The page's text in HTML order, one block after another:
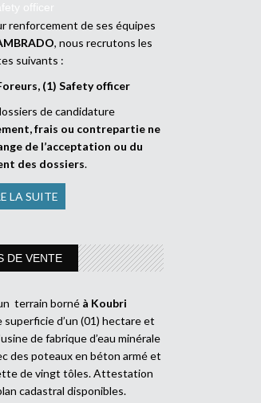
officer
renforcement de ses équipes
, nous recrutons les
suivants :
(1) Safety officer
de candidature
frais ou contrepartie ne
de l’acceptation ou du
des dossiers.
LA SUITE
DE VENTE
terrain borné à Koubri
superficie d’un (01) hectare et
de fabrique d’eau minérale
des poteaux en béton armé et
de vingt tôles. Attestation
cadastral disponibles.